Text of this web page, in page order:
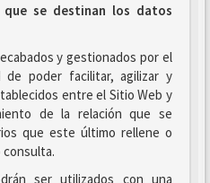
se destinan los datos
y gestionados por el
poder facilitar, agilizar y
entre el Sitio Web y
de la relación que se
que este último rellene o
ser utilizados con una